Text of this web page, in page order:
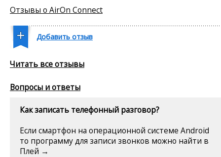
Отзывы о AirOn Connect
Добавить отзыв
Читать все отзывы
Вопросы и ответы
Как записать телефонный разговор?
Если смартфон на операционной системе Android
то программу для записи звонков можно найти в
Плей →